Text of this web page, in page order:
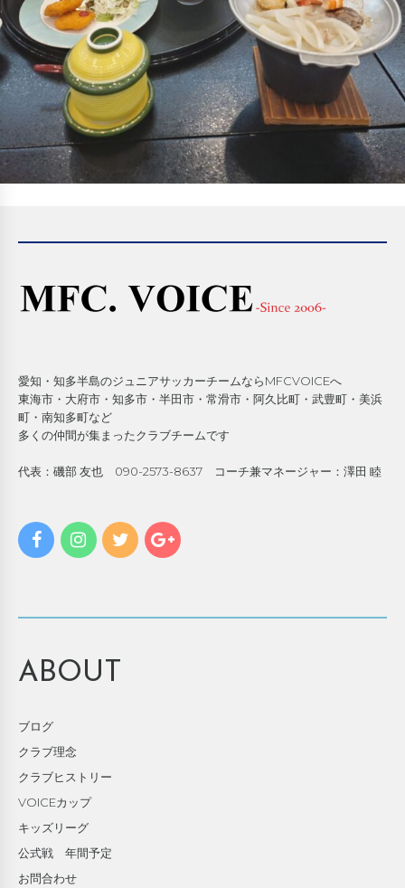
愛知・知多半島のジュニアサッカーチームならMFCVOICEへ
東海市・大府市・知多市・半田市・常滑市・阿久比町・武豊町・美浜
町・南知多町など
多くの仲間が集まったクラブチームです
代表：磯部 友也 090-2573-8637 コーチ兼マネージャー：澤田 睦
ABOUT
ブログ
クラブ理念
クラブヒストリー
VOICEカップ
キッズリーグ
公式戦 年間予定
お問合わせ